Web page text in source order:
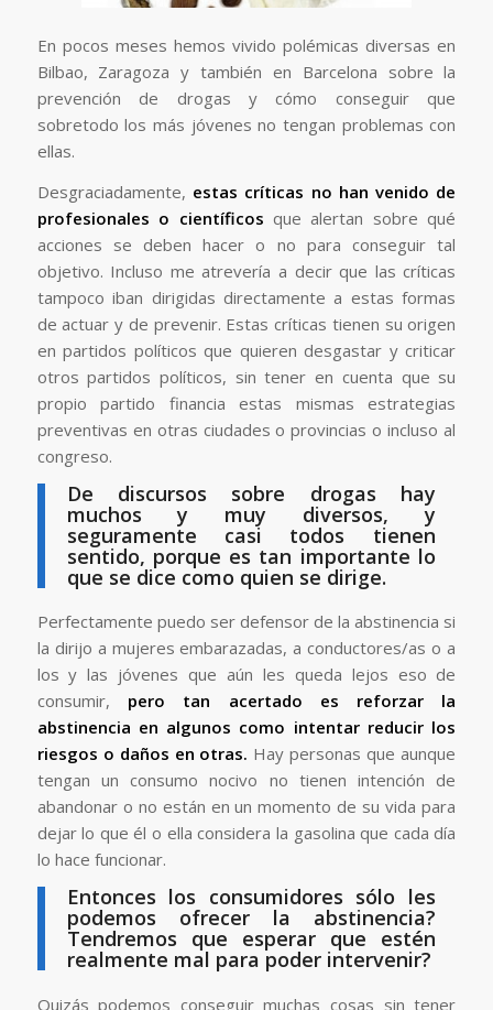
En pocos meses hemos vivido polémicas diversas en
Bilbao, Zaragoza y también en Barcelona sobre la
prevención de drogas y cómo conseguir que
sobretodo los más jóvenes no tengan problemas con
ellas.
Desgraciadamente, estas críticas no han venido de
profesionales o científicos que alertan sobre qué
acciones se deben hacer o no para conseguir tal
objetivo. Incluso me atrevería a decir que las críticas
tampoco iban dirigidas directamente a estas formas
de actuar y de prevenir. Estas críticas tienen su origen
en partidos políticos que quieren desgastar y criticar
otros partidos políticos, sin tener en cuenta que su
propio partido financia estas mismas estrategias
preventivas en otras ciudades o provincias o incluso al
congreso.
De discursos sobre drogas hay
muchos y muy diversos, y
seguramente casi todos tienen
sentido, porque es tan importante lo
que se dice como quien se dirige.
Perfectamente puedo ser defensor de la abstinencia si
la dirijo a mujeres embarazadas, a conductores/as o a
los y las jóvenes que aún les queda lejos eso de
consumir, pero tan acertado es reforzar la
abstinencia en algunos como intentar reducir los
riesgos o daños en otras. Hay personas que aunque
tengan un consumo nocivo no tienen intención de
abandonar o no están en un momento de su vida para
dejar lo que él o ella considera la gasolina que cada día
lo hace funcionar.
Entonces los consumidores sólo les
podemos ofrecer la abstinencia?
Tendremos que esperar que estén
realmente mal para poder intervenir?
Quizás podemos conseguir muchas cosas sin tener